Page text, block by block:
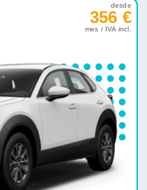
desde
356 €
mes / IVA incl.